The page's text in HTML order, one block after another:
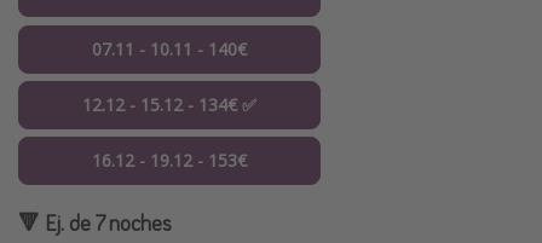
07.11 - 10.11 - 140€
12.12 - 15.12 - 134€ ✅
16.12 - 19.12 - 153€
🔻 Ej. de 7 noches